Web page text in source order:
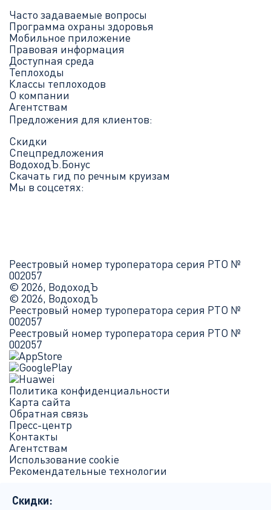
Скидки:
Часто задаваемые вопросы
Программа охраны здоровья
Мобильное приложение
Правовая информация
Доступная среда
Теплоходы
Классы теплоходов
О компании
Агентствам
Предложения для клиентов:
Скидки
Спецпредложения
ВодоходЪ.Бонус
Скачать гид по речным круизам
Мы в соцсетях:
Реестровый номер туроператора серия РТО №
002057
© 2026, ВодоходЪ
© 2026, ВодоходЪ
Реестровый номер туроператора серия РТО №
002057
Реестровый номер туроператора серия РТО №
002057
Политика конфиденциальности
Карта сайта
Обратная связь
Пресс-центр
Контакты
Агентствам
Использование cookie
Рекомендательные технологии